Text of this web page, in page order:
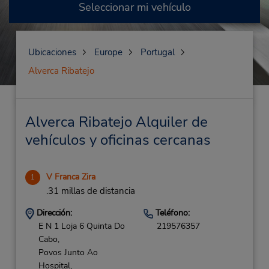
Seleccionar mi vehículo
Ubicaciones Europe
Portugal
Alverca Ribatejo
Alverca Ribatejo Alquiler de
vehículos y oficinas cercanas
1 V Franca Zira
.31 millas de distancia
Dirección:
E N 1 Loja 6 Quinta Do
Cabo,
Povos Junto Ao
Hospital,
Teléfono:
219576357